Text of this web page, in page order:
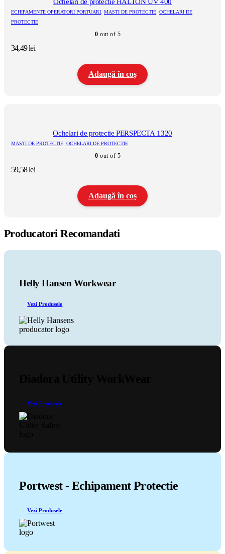
variații.
Opțiunile
pot
alese
în
Ochelari de protectie HALTON UV 400
ECHIPAMENTE OPERATORI PORTUARI, MASTI DE PROTECTIE, OCHELARI DE
PROTECTIE
0 out of 5
34,49lei
Adaugă în coș
Ochelari de protectie PERSPECTA 1320
MASTI DE PROTECTIE, OCHELARI DE PROTECTIE
0 out of 5
59,58lei
Adaugă în coș
Producatori Recomandati
Helly Hansen Workwear
Vezi Produsele
Vezi Produsele
Portwest - Echipament Protectie
Vezi Produsele